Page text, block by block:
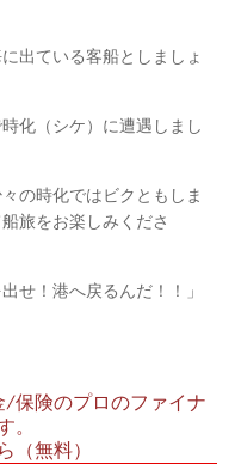
出ている客船としましょ
化（シケ）に遭遇しまし
の時化ではビクともしま
旅をお楽しみくださ
せ！港へ戻るんだ！！」
保険のプロのファイナ
。
（無料）